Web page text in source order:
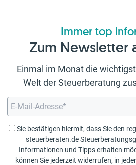
Immer top
Zum Newsletter
Einmal im Monat die
Welt der Steuerberatung
Sie bestätigen hiermit, dass Sie den
steuerberaten.de
Informationen und Tipps erhalten
können Sie jederzeit widerrufen, in